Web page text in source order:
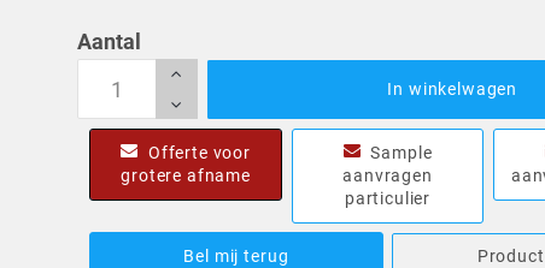
Aantal
In winkelwagen
Offerte voor
grotere afname
Sample
aanvragen
particulier
Bel mij terug